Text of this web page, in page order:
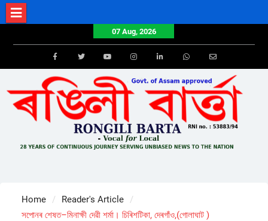
Skip
to
07 Aug, 2026
FacebookTwitterYoutube Email
Home
Reader's Article
সপোনৰ শেষত–মিনাক্ষী দেৱী শৰ্মা। চিৰিশটিকা, দেৰগাঁও,(গোলাঘাট )